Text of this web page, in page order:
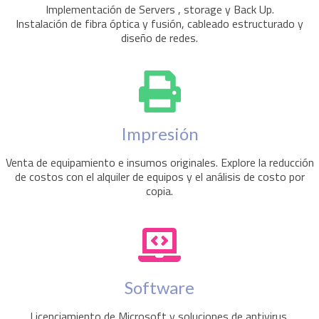
Implementación de Servers , storage y Back Up.
Instalación de fibra óptica y fusión, cableado estructurado y
diseño de redes.
Impresión
Venta de equipamiento e insumos originales. Explore la reducción
de costos con el alquiler de equipos y el análisis de costo por
copia.
Software